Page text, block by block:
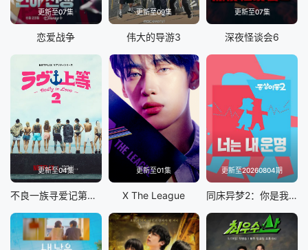
更新至07集
恋爱战争
更新至09集
伟大的导游3
更新至07集
深夜怪谈会6
更新至04集
不良一族寻爱记第二季
更新至01集
X The League
更新至20260804期
同床异梦2：你是我的命运